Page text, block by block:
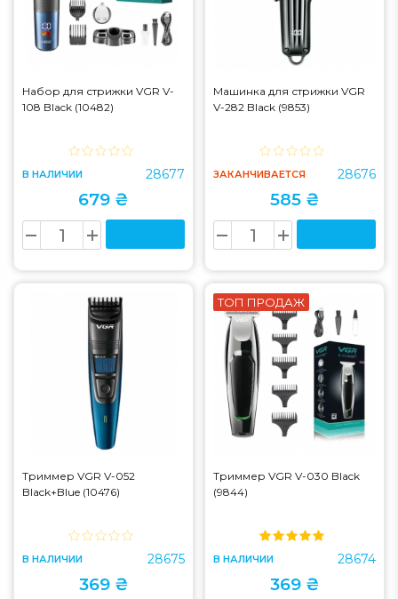
Набор для стрижки VGR V-
108 Black (10482)
В НАЛИЧИИ 28677
679 ₴
Машинка для стрижки VGR
V-282 Black (9853)
ЗАКАНЧИВАЕТСЯ 28676
585 ₴
Триммер VGR V-052
Black+Blue (10476)
В НАЛИЧИИ 28675
369 ₴
ТОП ПРОДАЖ
Триммер VGR V-030 Black
(9844)
В НАЛИЧИИ 28674
369 ₴